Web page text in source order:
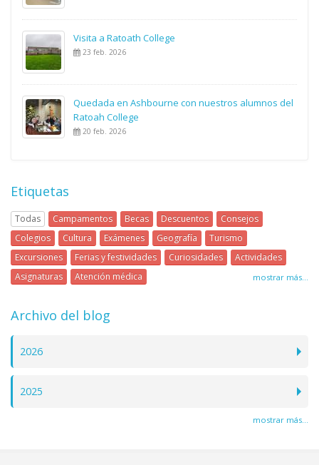
Visita a Ratoath College
23 feb. 2026
Quedada en Ashbourne con nuestros alumnos del
Ratoah College
20 feb. 2026
Etiquetas
Todas Campamentos Becas Descuentos
Consejos
Colegios
Cultura Exámenes Geografía
Turismo
Excursiones
Ferias y festividades Curiosidades
Actividades
Asignaturas
Atención médica mostrar más...
Archivo del blog
2026
2025
mostrar más...